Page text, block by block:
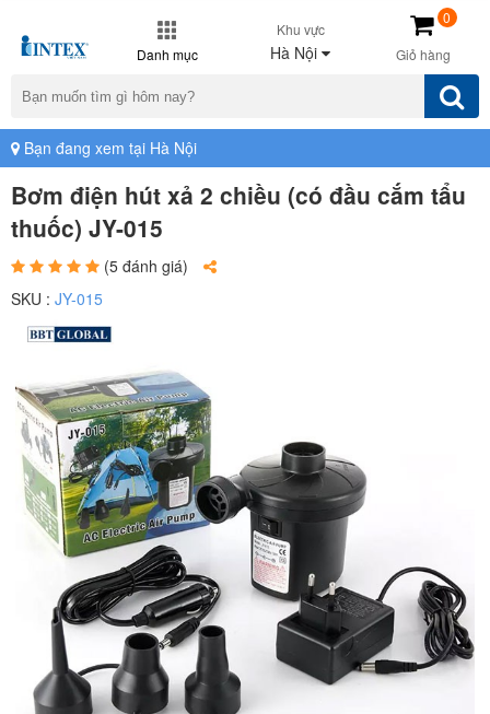
Danh mục
Khu vực
Hà Nội Giỏ hàng
0
Bạn đang xem tại Hà Nội
Bơm điện hút xả 2 chiều (có đầu cắm tẩu
thuốc) JY-015
(5 đánh giá)
SKU : JY-015